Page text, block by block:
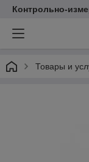
Контрольно-
Товары и